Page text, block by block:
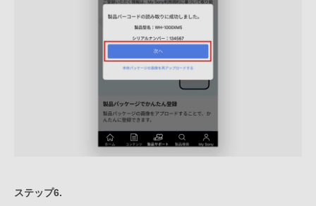
ステップ6.